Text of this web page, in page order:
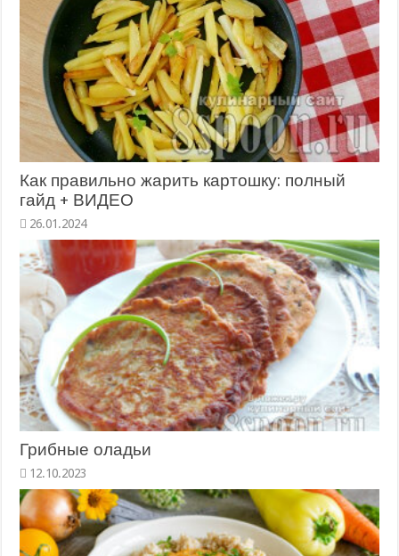
Как правильно жарить картошку: полный
гайд + ВИДЕО
Грибные оладьи